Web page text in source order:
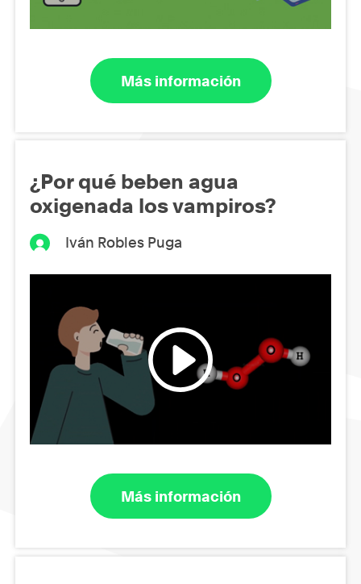
Más información
¿Por qué beben agua
oxigenada los vampiros?
Iván Robles Puga
Más información